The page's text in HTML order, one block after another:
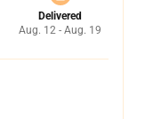
Delivered
Aug. 12 - Aug. 19